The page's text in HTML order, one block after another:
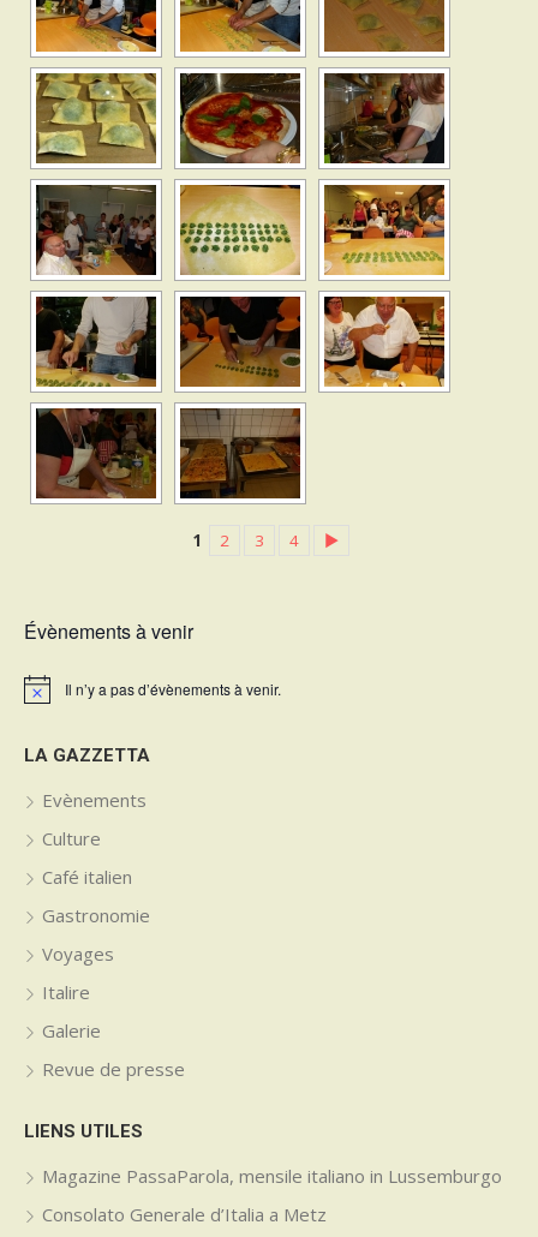
1 2 3 4 ►
Évènements à venir
Notice Il n’y a pas d’évènements à venir.
LA GAZZETTA
Evènements
Culture
Café italien
Gastronomie
Voyages
Italire
Galerie
Revue de presse
LIENS UTILES
Magazine PassaParola, mensile italiano in Lussemburgo
Consolato Generale d’Italia a Metz